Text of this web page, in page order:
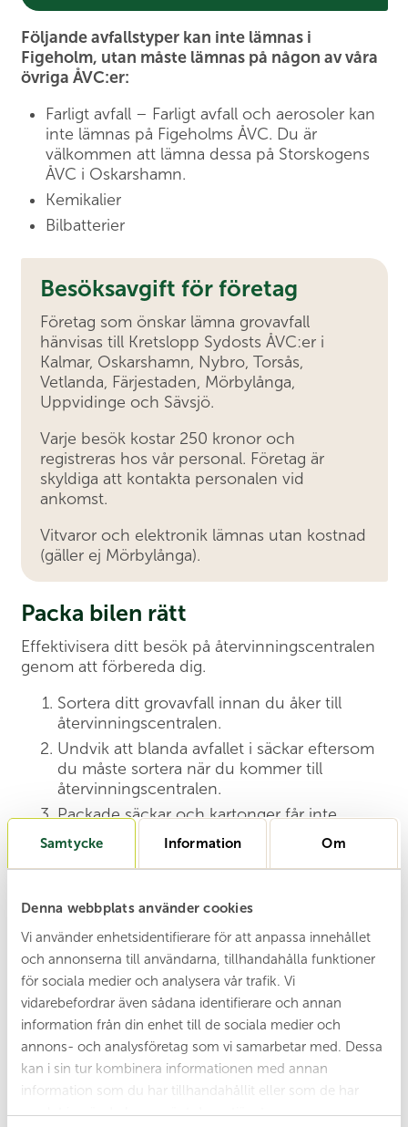
Samtycke Information Om
Denna webbplats använder cookies
Vi använder enhetsidentifierare för att anpassa innehållet
och annonserna till användarna, tillhandahålla funktioner
för sociala medier och analysera vår trafik. Vi
vidarebefordrar även sådana identifierare och annan
information från din enhet till de sociala medier och
annons- och analysföretag som vi samarbetar med. Dessa
kan i sin tur kombinera informationen med annan
information som du har tillhandahållit eller som de har
samlat in när du har använt deras tjänster.
Följande avfallstyper kan inte lämnas i
Figeholm, utan måste lämnas på någon av våra
övriga ÅVC:er:
Farligt avfall – Farligt avfall och aerosoler kan
inte lämnas på Figeholms ÅVC. Du är
välkommen att lämna dessa på Storskogens
ÅVC i Oskarshamn.
Kemikalier
Bilbatterier
Besöksavgift för företag
Företag som önskar lämna grovavfall
hänvisas till Kretslopp Sydosts ÅVC:er i
Kalmar, Oskarshamn, Nybro, Torsås,
Vetlanda, Färjestaden, Mörbylånga,
Uppvidinge och Sävsjö.
Varje besök kostar 250 kronor och
registreras hos vår personal. Företag är
skyldiga att kontakta personalen vid
ankomst.
Vitvaror och elektronik lämnas utan kostnad
(gäller ej Mörbylånga).
Packa bilen rätt
Effektivisera ditt besök på återvinningscentralen
genom att förbereda dig.
Sortera ditt grovavfall innan du åker till
återvinningscentralen.
Undvik att blanda avfallet i säckar eftersom
du måste sortera när du kommer till
återvinningscentralen.
Packade säckar och kartonger får inte
slängas i containrarna. Töm allt innehåll
direkt i respektive container.
ordning som återvinningscentralens
avfallstyper. Ta hjälp av orienteringskartorna
som finns för varje återvinningscentral.
Orienteringskarta
Jourtelefon